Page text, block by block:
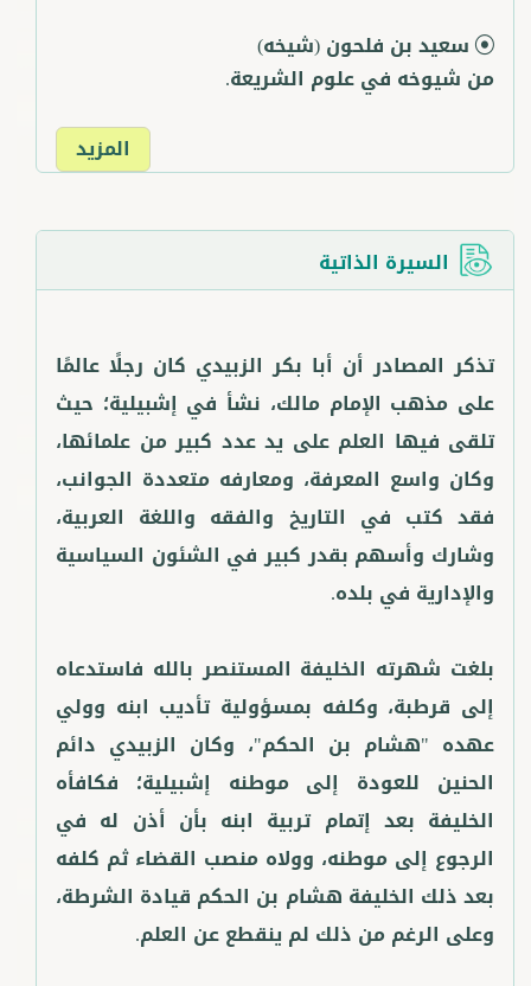
سعيد بن فلحون(شيخه)
من شيوخه في علوم الشريعة.
المزيد
السيرة الذاتية
تذكر المصادر أن أبا بكر الزبيدي كان رجلًا عالمًا
على مذهب الإمام مالك، نشأ في إشبيلية؛ حيث
تلقى فيها العلم على يد عدد كبير من علمائها،
وكان واسع المعرفة، ومعارفه متعددة الجوانب،
فقد كتب في التاريخ والفقه واللغة العربية،
وشارك وأسهم بقدر كبير في الشئون السياسية
بلغت شهرته الخليفة المستنصر بالله فاستدعاه
إلى قرطبة، وكلفه بمسؤولية تأديب ابنه وولي
عهده "هشام بن الحكم"، وكان الزبيدي دائم
الحنين للعودة إلى موطنه إشبيلية؛ فكافأه
الخليفة بعد إتمام تربية ابنه بأن أذن له في
الرجوع إلى موطنه، وولاه منصب القضاء ثم كلفه
بعد ذلك الخليفة هشام بن الحكم قيادة الشرطة،